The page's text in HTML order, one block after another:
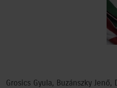
Grosics Gyula, Buzánszky